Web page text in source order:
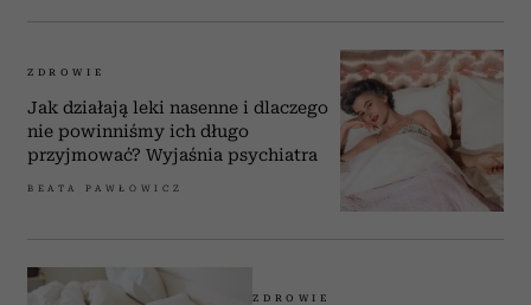
ZDROWIE
Jak działają leki nasenne i dlaczego
nie powinniśmy ich długo
przyjmować? Wyjaśnia psychiatra
BEATA PAWŁOWICZ
ZDROWIE